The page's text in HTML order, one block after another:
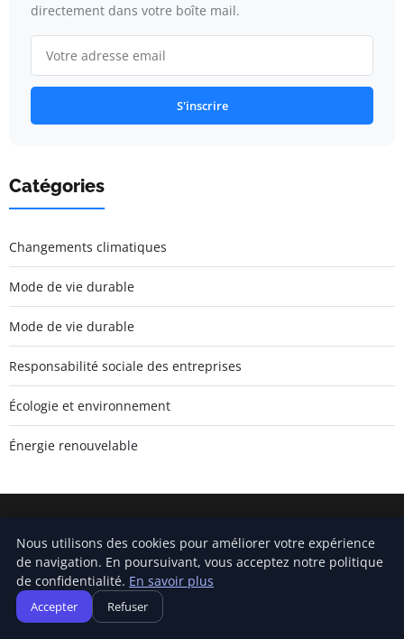
directement dans votre boîte mail.
S'inscrire
Catégories
Changements climatiques
Mode de vie durable
Mode de vie durable
Responsabilité sociale des entreprises
Écologie et environnement
Énergie renouvelable
Carnivalofclimatechange
Inscrivez-vous pour recevoir nos derniers articles directement
dans votre boîte mail.
Nous utilisons des cookies pour améliorer votre expérience
de navigation. En poursuivant, vous acceptez notre politique
de confidentialité. En savoir plus
Accepter Refuser